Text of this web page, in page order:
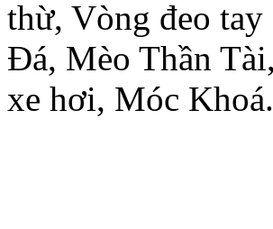
thừ, Vòng đeo
Đá, Mèo Thần
xe hơi, Móc Khoá.